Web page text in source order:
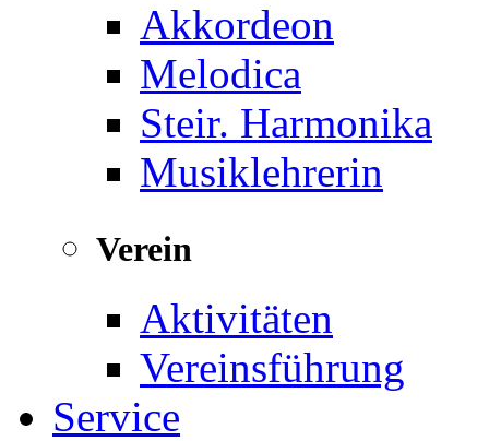
Akkordeon
Melodica
Steir. Harmonika
Musiklehrerin
Verein
Aktivitäten
Vereinsführung
Service